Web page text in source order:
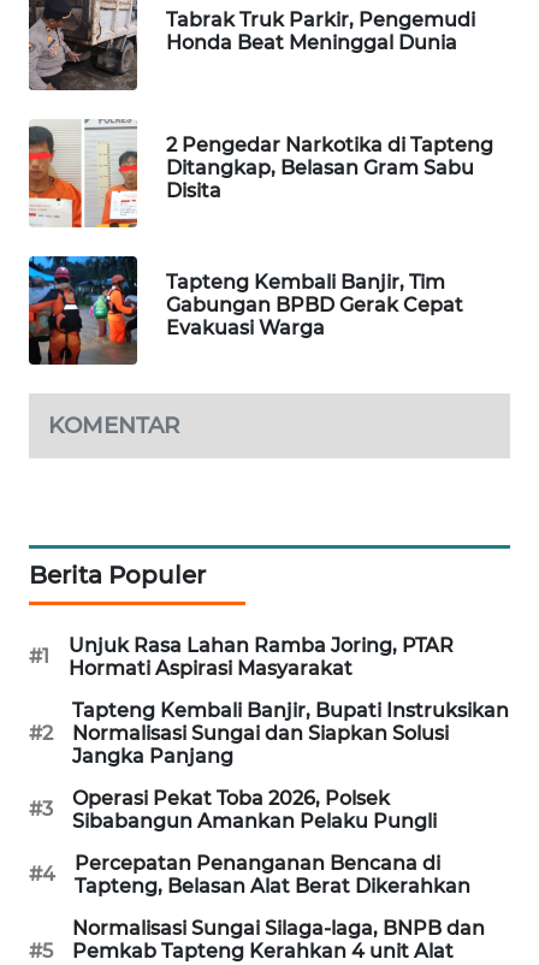
Tabrak Truk Parkir, Pengemudi
Honda Beat Meninggal Dunia
2 Pengedar Narkotika di Tapteng
Ditangkap, Belasan Gram Sabu
Disita
Tapteng Kembali Banjir, Tim
Gabungan BPBD Gerak Cepat
Evakuasi Warga
KOMENTAR
Berita Populer
#1
Unjuk Rasa Lahan Ramba Joring, PTAR
Hormati Aspirasi Masyarakat
#2
Tapteng Kembali Banjir, Bupati Instruksikan
Normalisasi Sungai dan Siapkan Solusi
Jangka Panjang
#3
Operasi Pekat Toba 2026, Polsek
Sibabangun Amankan Pelaku Pungli
#4
Percepatan Penanganan Bencana di
Tapteng, Belasan Alat Berat Dikerahkan
#5
Normalisasi Sungai Silaga-laga, BNPB dan
Pemkab Tapteng Kerahkan 4 unit Alat
METRO
SIANTAR
NEWS
METRO
MEDAN
NEWS
METRO
JAKARTA
NEWS
MARITIM
HUMBANG
NEWS
GARONGGANG
NEWS
FISUELRI
ID
NEWS